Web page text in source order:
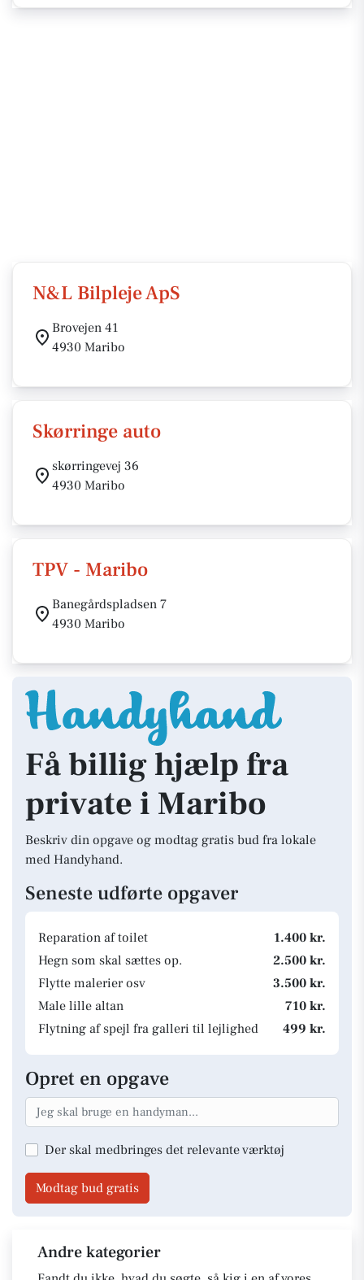
N&L Bilpleje ApS
Brovejen 41
4930 Maribo
Skørringe auto
skørringevej 36
4930 Maribo
TPV - Maribo
Banegårdspladsen 7
4930 Maribo
Få billig hjælp fra
private i Maribo
Beskriv din opgave og modtag gratis bud fra lokale
med Handyhand.
Seneste udførte opgaver
Reparation af toilet
1.400 kr.
Hegn som skal sættes op.
2.500 kr.
Flytte malerier osv
3.500 kr.
Male lille altan
710 kr.
Flytning af spejl fra galleri til lejlighed
499 kr.
Opret en opgave
Der skal medbringes det relevante værktøj
Modtag bud gratis
Andre kategorier